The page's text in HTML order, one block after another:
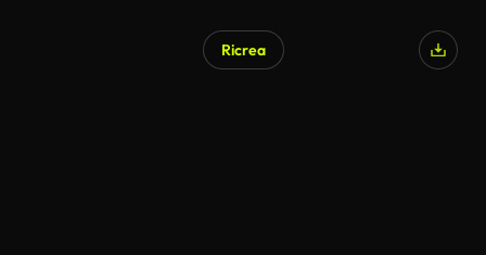
Ricrea